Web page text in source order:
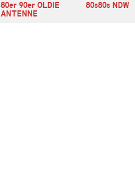
80er 90er OLDIE
ANTENNE
80s80s NDW